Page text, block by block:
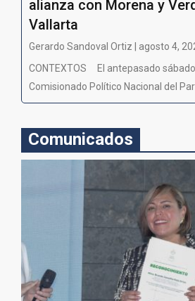
alianza con Morena y
Vallarta
Gerardo Sandoval Ortiz | agosto 4,
CONTEXTOS El antepasado
Comisionado Político Nacional del
Comunicados